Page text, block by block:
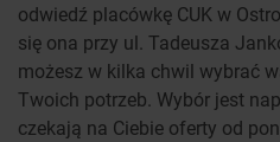
odwiedź placówkę CUK w
się ona przy ul. Tadeusza
możesz w kilka chwil wybrać
Twoich potrzeb. Wybór jest
czekają na Ciebie oferty od